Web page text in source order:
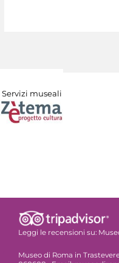
Servizi museali
Leggi le recensioni su:
Museo di Roma in